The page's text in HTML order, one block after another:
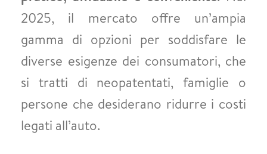
2025, il mercato offre un’ampia
gamma di opzioni per soddisfare le
diverse esigenze dei consumatori, che
si tratti di neopatentati, famiglie o
persone che desiderano ridurre i costi
legati all’auto.